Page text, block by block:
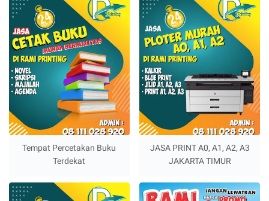
Tempat Percetakan Buku
Terdekat
JASA PRINT A0, A1, A2, A3
JAKARTA TIMUR